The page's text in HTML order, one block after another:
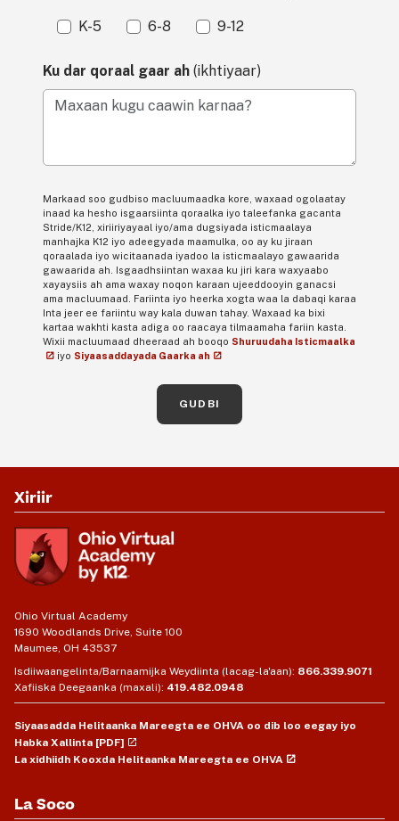
K-5 6-8 9-12
Ku dar qoraal gaar ah (ikhtiyaar)
Maxaan kugu caawin karnaa?
Markaad soo gudbiso macluumaadka kore, waxaad ogolaatay
inaad ka hesho isgaarsiinta qoraalka iyo taleefanka gacanta
Stride/K12, xiriiriyayaal iyo/ama dugsiyada isticmaalaya
manhajka K12 iyo adeegyada maamulka, oo ay ku jiraan
qoraalada iyo wicitaanada iyadoo la isticmaalayo gawaarida
gawaarida ah. Isgaadhsiintan waxaa ku jiri kara waxyaabo
xayaysiis ah ama waxay noqon karaan ujeeddooyin ganacsi
ama macluumaad. Fariinta iyo heerka xogta waa la dabaqi karaa
Inta jeer ee fariintu way kala duwan tahay. Waxaad ka bixi
kartaa wakhti kasta adiga oo raacaya tilmaamaha fariin kasta.
Wixii macluumaad dheeraad ah booqo Shuruudaha Isticmaalka
iyo Siyaasaddayada Gaarka ah
GUDBI
Xiriir
Ohio Virtual Academy
1690 Woodlands Drive, Suite 100
Maumee, OH 43537
Isdiiwaangelinta/Barnaamijka Weydiinta (lacag-la'aan): 866.339.9071
Xafiiska Deegaanka (maxali): 419.482.0948
Siyaasadda Helitaanka Mareegta ee OHVA oo dib loo eegay iyo
Habka Xallinta [PDF]
La xidhiidh Kooxda Helitaanka Mareegta ee OHVA
La Soco